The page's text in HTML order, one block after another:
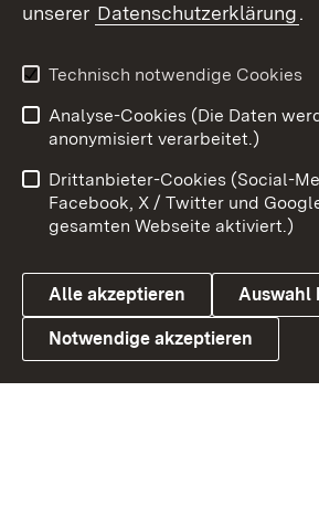
Youtube
Link zum Landesportal
Impressum
Kontakt
Barrierefreiheit
Cookies
unserer Datenschutzerklärung.
Technisch notwendige Cookies
Analyse-Cookies (Die Daten
anonymisiert verarbeitet.)
Drittanbieter-Cookies (Social-
Facebook, X / Twitter und
gesamten Webseite aktiviert.)
Alle akzeptieren Auswahl
Notwendige akzeptieren